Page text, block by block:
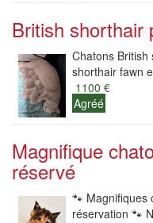
British shorthair
Chatons British
shorthair fawn
1100 €
Agréé
Magnifique
réservé
🐾 Magnifiques
réservation 🐾